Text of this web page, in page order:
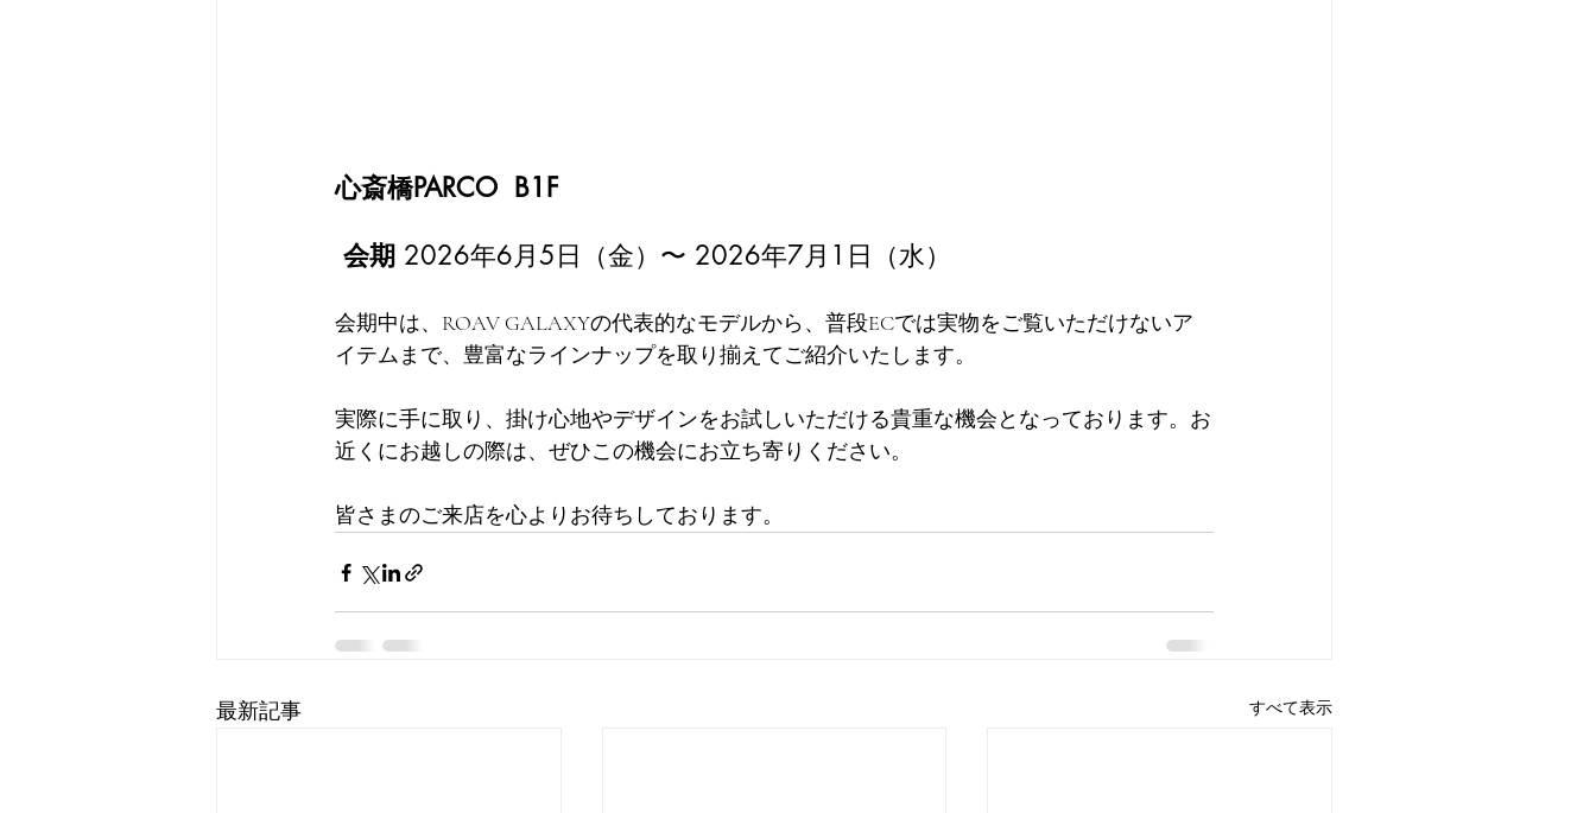
心斎橋PARCO  B1F
会期 2026年6月5日（金）〜 2026年7月1日（水）
会期中は、ROAV GALAXYの代表的なモデルから、普段ECでは実物をご覧いただけないア
イテムまで、豊富なラインナップを取り揃えてご紹介いたします。
実際に手に取り、掛け心地やデザインをお試しいただける貴重な機会となっております。お
近くにお越しの際は、ぜひこの機会にお立ち寄りください。
皆さまのご来店を心よりお待ちしております。
最新記事 すべて表示